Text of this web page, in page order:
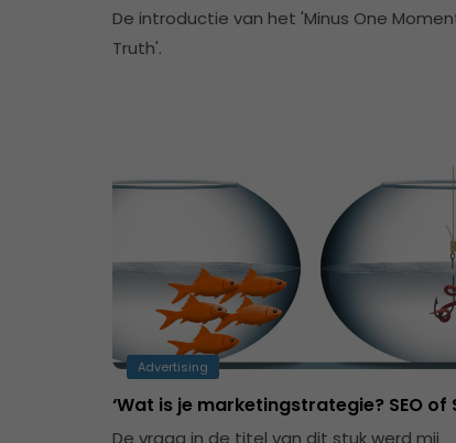
De introductie van het 'Minus One
Truth'.
Advertising
‘Wat is je marketingstrategie? SEO of
De vraag in de titel van dit stuk werd mij